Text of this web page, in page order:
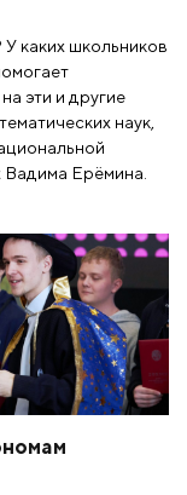
каких школьников
эти и другие
наук,
Ерёмина.